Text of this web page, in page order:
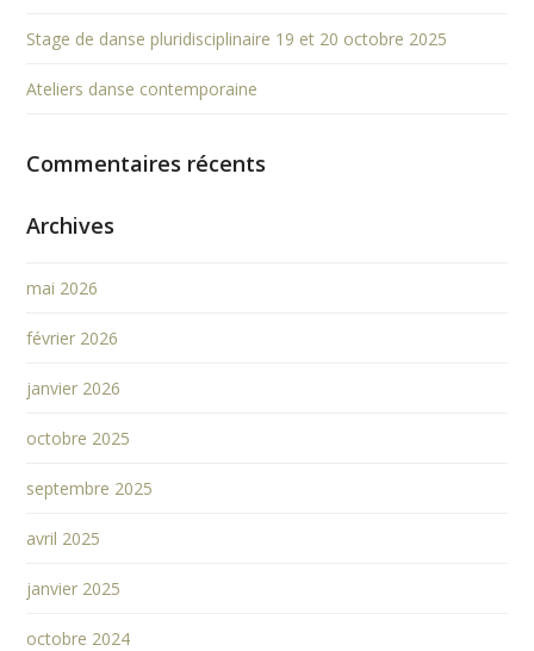
Stage de danse pluridisciplinaire 19 et 20 octobre 2025
Ateliers danse contemporaine
Commentaires récents
Archives
mai 2026
février 2026
janvier 2026
octobre 2025
septembre 2025
avril 2025
janvier 2025
octobre 2024